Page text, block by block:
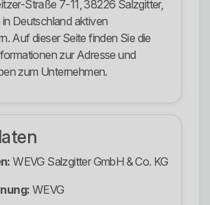
Straße 7-11, 38226 Salzgitter,
Deutschland aktiven
Auf dieser Seite finden Sie die
zur Adresse und
zum Unternehmen.
WEVG Salzgitter GmbH & Co. KG
WEVG